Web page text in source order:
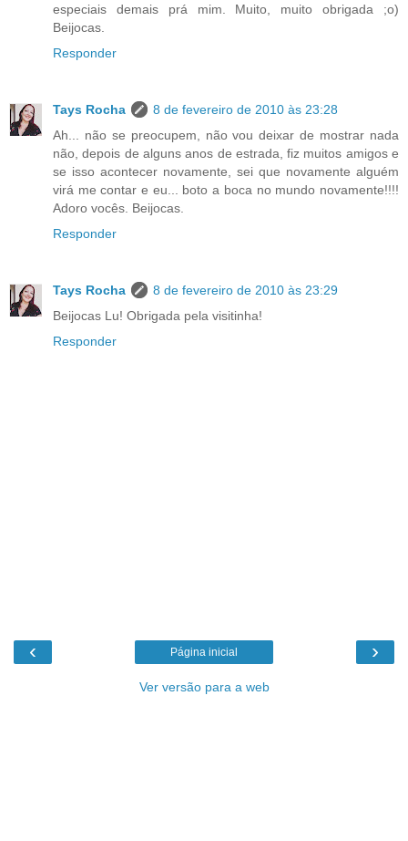
especiais demais prá mim. Muito, muito obrigada ;o)
Beijocas.
Responder
Tays Rocha
8 de fevereiro de 2010 às 23:28
Ah... não se preocupem, não vou deixar de mostrar nada
não, depois de alguns anos de estrada, fiz muitos amigos e
se isso acontecer novamente, sei que novamente alguém
virá me contar e eu... boto a boca no mundo novamente!!!!
Adoro vocês. Beijocas.
Responder
Tays Rocha
8 de fevereiro de 2010 às 23:29
Beijocas Lu! Obrigada pela visitinha!
Responder
‹ ›
Página inicial
Ver versão para a web